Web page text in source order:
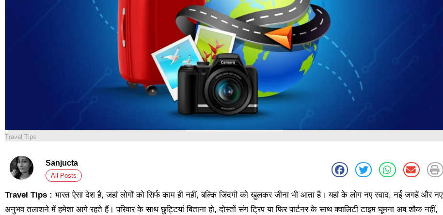
Travel Tips
Sanjucta
All Posts
Travel Tips : भारत ऐसा देश है, जहां लोगों को सिर्फ काम ही नहीं, बल्कि जिंदगी को खुलकर जीना भी आता है। यहां के लोग नए स्वाद, नई जगहें और नए
अनुभव तलाशने में हमेशा आगे रहते हैं। परिवार के साथ छुट्टियां बिताना हो, दोस्तों संग ट्रिप या फिर पार्टनर के साथ क्वालिटी टाइम घूमना अब शौक नहीं,